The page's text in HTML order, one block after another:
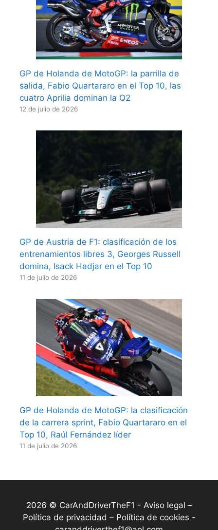
GP de Holanda de MotoGP: la parrilla de
salida, Fabio Quartararo en el Top 10, las
cuatro Aprilia dominan la Q2
12 de julio de 2026
GP de Austria de F1: clasificación de los
entrenamientos libres 3, Georges Russell
domina, Isack Hadjar en el Top 10
11 de julio de 2026
GP de Holanda de MotoGP: la clasificación
de la carrera sprint, Fabio Quartararo en el
Top 10, Raúl Fernández líder
11 de julio de 2026
2026 © CarAndDriverTheF1 - Aviso legal –
Política de privacidad – Política de cookies -